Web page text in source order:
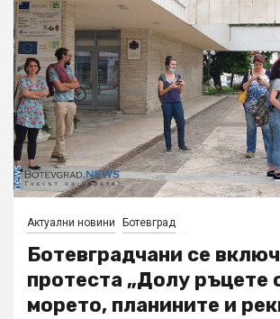
Актуални новини Ботевград
Ботевградчани се
протеста „Долу ръцете
морето, планините и